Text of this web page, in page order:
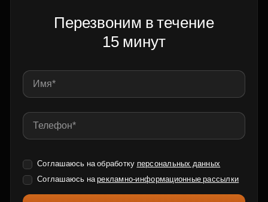
Перезвоним в течение
15 минут
Соглашаюсь на обработку персональных данных
Соглашаюсь нарекламно-информационные рассылки